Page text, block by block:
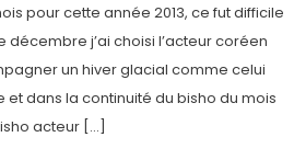
pour cette année 2013, ce fut difficile
j’ai choisi l’acteur coréen
un hiver glacial comme celui
et dans la continuité du bisho du mois
acteur […]